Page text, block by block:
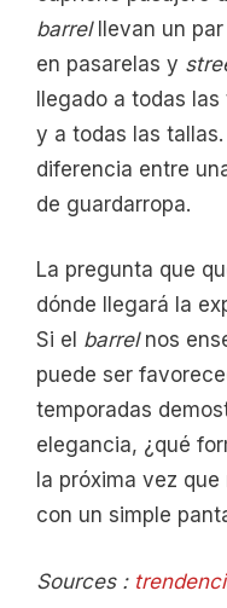
barrelllevan un par
en pasarelas y
llegado a todas
y a todas las
diferencia entre
de guardarropa.
La pregunta que
dónde llegará la
Si el barrelnos
puede ser
temporadas
elegancia, ¿qué
la próxima vez
con un simple
Sources :